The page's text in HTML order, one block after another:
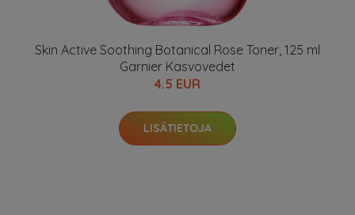
Skin Active Soothing Botanical Rose Toner, 125 ml
Garnier Kasvovedet
4.5 EUR
LISÄTIETOJA